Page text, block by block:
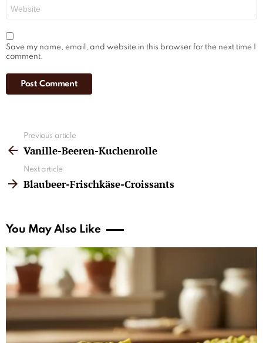
Save my name, email, and website in this browser for the next time I
comment.
more
Previous article
Vanille-Beeren-Kuchenrolle
Next article
Blaubeer-Frischkäse-Croissants
You May Also Like